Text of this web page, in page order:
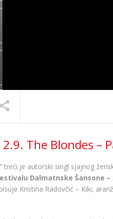
SE PRIKAZUJE
Kovač –
The Blondes –
treći je autorski singl sjajnog
Dalmatnske Šansone –
Kristina Radovčić – Kiki,